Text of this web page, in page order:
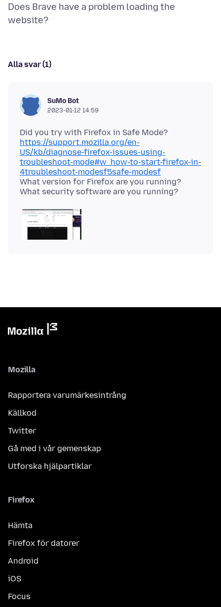
Does Brave have a problem loading the
Alla svar (1)
SuMo Bot
2023-01-12 14:59
Did you try with Firefox in Safe Mode?
https://support.mozilla.org/en-
US/kb/diagnose-firefox-issues-using-
troubleshoot-mode#w_how-to-start-firefox-in-
4troubleshoot-modesf5safe-modesf
What version for Firefox are you running?
Mozilla
Rapportera varumärkesintrång
Källkod
Twitter
Gå med i vår gemenskap
Utforska hjälpartiklar
Firefox
Hämta
Firefox för datorer
Android
iOS
Focus